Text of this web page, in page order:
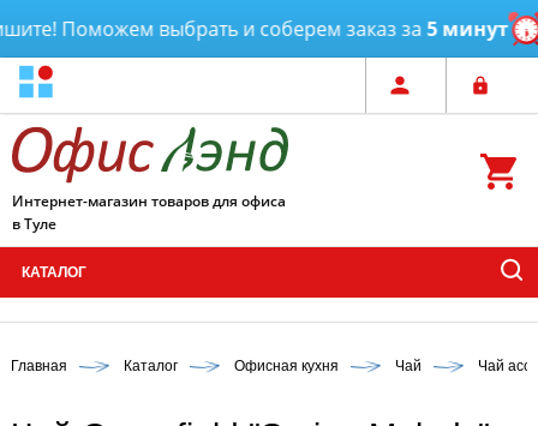
Поможем выбрать и соберем заказ за5 минут
Интернет-магазин товаров для офиса
в Туле
КАТАЛОГ
Главная Каталог Офисная кухня Чай Чай